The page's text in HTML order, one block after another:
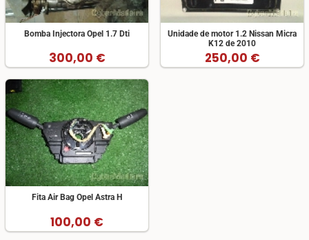
Bomba Injectora Opel 1.7 Dti
300,00 €
Unidade de motor 1.2 Nissan Micra
K12 de 2010
250,00 €
Fita Air Bag Opel Astra H
100,00 €